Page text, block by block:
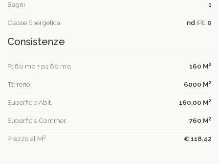
Bagni 1
Classe Energetica nd IPE 0
Consistenze
Pt 80 mq + p1 80 mq 160 M2
Terreno 6000 M2
Superficie Abit. 160,00 M2
Superficie Commer. 760 M2
Prezzo al M2 € 118,42